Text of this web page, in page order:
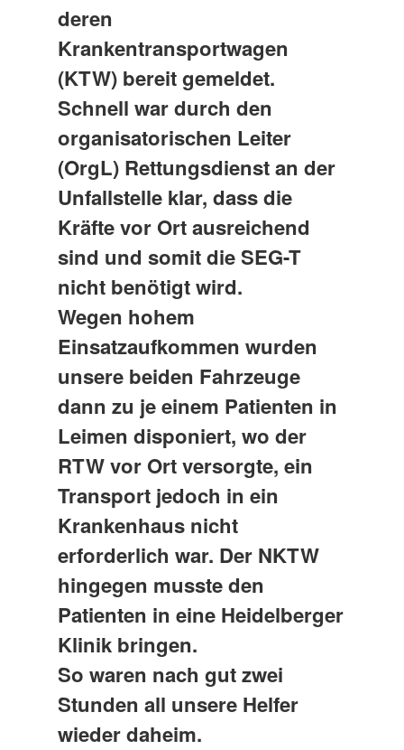
deren
Krankentransportwagen
(KTW) bereit gemeldet.
Schnell war durch den
organisatorischen Leiter
(OrgL) Rettungsdienst an der
Unfallstelle klar, dass die
Kräfte vor Ort ausreichend
sind und somit die SEG-T
nicht benötigt wird.
Wegen hohem
Einsatzaufkommen wurden
unsere beiden Fahrzeuge
dann zu je einem Patienten in
Leimen disponiert, wo der
RTW vor Ort versorgte, ein
Transport jedoch in ein
Krankenhaus nicht
erforderlich war. Der NKTW
hingegen musste den
Patienten in eine Heidelberger
Klinik bringen.
So waren nach gut zwei
Stunden all unsere Helfer
wieder daheim.